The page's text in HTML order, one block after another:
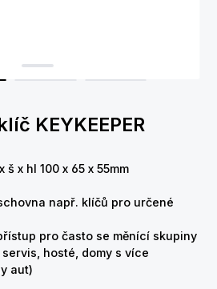
KEYKEEPER
x hl 100 x 65 x 55mm
např. klíčů pro určené
pro často se měnící skupiny
hosté, domy s více
aut)